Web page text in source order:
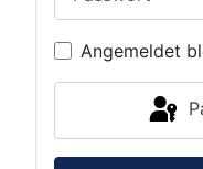
Angemeldet